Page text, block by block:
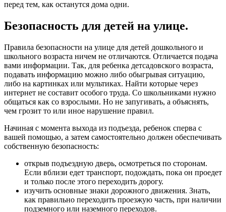
перед тем, как останутся дома одни.
Безопасность для детей на улице.
Правила безопасности на улице для детей дошкольного и
школьного возраста ничем не отличаются. Отличается подача
вами информации. Так, для ребенка детсадовского возраста,
подавать информацию можно либо обыгрывая ситуацию,
либо на картинках или мультиках. Найти которые через
интернет не составит особого труда. Со школьниками нужно
общаться как со взрослыми. Но не запугивать, а объяснять,
чем грозит то или иное нарушение правил.
Начиная с момента выхода из подъезда, ребенок сперва с
вашей помощью, а затем самостоятельно должен обеспечивать
собственную безопасность:
открыв подъездную дверь, осмотреться по сторонам.
Если вблизи едет транспорт, подождать, пока он проедет
и только после этого переходить дорогу.
изучить основные знаки дорожного движения. Знать,
как правильно переходить проезжую часть, при наличии
подземного или наземного переходов.